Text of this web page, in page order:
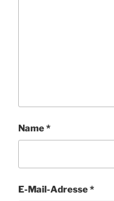
Name*
E-Mail-Adresse*